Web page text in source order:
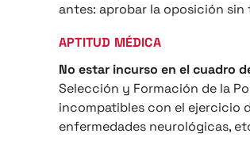
antes: aprobar la oposición
APTITUD MÉDICA
No estar incurso en el cuadro
Selección y Formación de la
incompatibles con el ejercicio
enfermedades neurológicas,